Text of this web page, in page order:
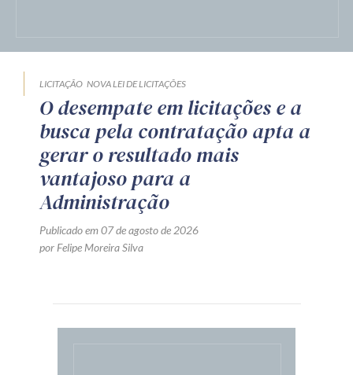
LICITAÇÃO NOVA LEI DE LICITAÇÕES
O desempate em licitações e a
busca pela contratação apta a
gerar o resultado mais
vantajoso para a
Administração
Publicado em 07 de agosto de 2026
por Felipe Moreira Silva